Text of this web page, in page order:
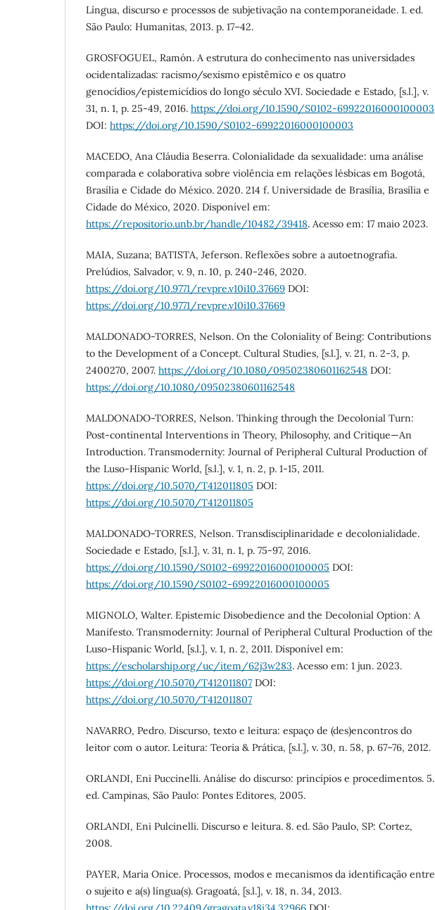
Língua, discurso e processos de subjetivação na contemporaneidade. 1. ed.
São Paulo: Humanitas, 2013. p. 17–42.
GROSFOGUEL, Ramón. A estrutura do conhecimento nas universidades
ocidentalizadas: racismo/sexismo epistêmico e os quatro
genocídios/epistemicídios do longo século XVI. Sociedade e Estado, [s.l.], v.
31, n. 1, p. 25-49, 2016. https://doi.org/10.1590/S0102-69922016000100003
DOI: https://doi.org/10.1590/S0102-69922016000100003
MACEDO, Ana Cláudia Beserra. Colonialidade da sexualidade: uma análise
comparada e colaborativa sobre violência em relações lésbicas em Bogotá,
Brasília e Cidade do México. 2020. 214 f. Universidade de Brasília, Brasília e
Cidade do México, 2020. Disponível em:
https://repositorio.unb.br/handle/10482/39418. Acesso em: 17 maio 2023.
MAIA, Suzana; BATISTA, Jeferson. Reflexões sobre a autoetnografia.
Prelúdios, Salvador, v. 9, n. 10, p. 240-246, 2020.
https://doi.org/10.9771/revpre.v10i10.37669 DOI:
https://doi.org/10.9771/revpre.v10i10.37669
MALDONADO-TORRES, Nelson. On the Coloniality of Being: Contributions
to the Development of a Concept. Cultural Studies, [s.l.], v. 21, n. 2-3, p.
2400270, 2007. https://doi.org/10.1080/09502380601162548 DOI:
https://doi.org/10.1080/09502380601162548
MALDONADO-TORRES, Nelson. Thinking through the Decolonial Turn:
Post-continental Interventions in Theory, Philosophy, and Critique—An
Introduction. Transmodernity: Journal of Peripheral Cultural Production of
the Luso-Hispanic World, [s.l.], v. 1, n. 2, p. 1-15, 2011.
https://doi.org/10.5070/T412011805 DOI:
https://doi.org/10.5070/T412011805
MALDONADO-TORRES, Nelson. Transdisciplinaridade e decolonialidade.
Sociedade e Estado, [s.l.], v. 31, n. 1, p. 75-97, 2016.
https://doi.org/10.1590/S0102-69922016000100005 DOI:
https://doi.org/10.1590/S0102-69922016000100005
MIGNOLO, Walter. Epistemic Disobedience and the Decolonial Option: A
Manifesto. Transmodernity: Journal of Peripheral Cultural Production of the
Luso-Hispanic World, [s.l.], v. 1, n. 2, 2011. Disponível em:
https://escholarship.org/uc/item/62j3w283. Acesso em: 1 jun. 2023.
https://doi.org/10.5070/T412011807DOI:
https://doi.org/10.5070/T412011807
NAVARRO, Pedro. Discurso, texto e leitura: espaço de (des)encontros do
leitor com o autor. Leitura: Teoria & Prática, [s.l.], v. 30, n. 58, p. 67–76, 2012.
ORLANDI, Eni Puccinelli. Análise do discurso: princípios e procedimentos. 5.
ed. Campinas, São Paulo: Pontes Editores, 2005.
ORLANDI, Eni Pulcinelli. Discurso e leitura. 8. ed. São Paulo, SP: Cortez,
2008.
PAYER, Maria Onice. Processos, modos e mecanismos da identificação entre
o sujeito e a(s) língua(s). Gragoatá, [s.l.], v. 18, n. 34, 2013.